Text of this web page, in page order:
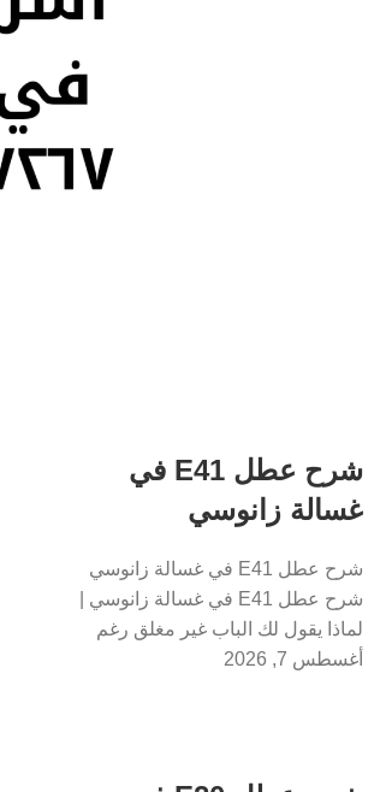
شرح عطل E41 في
غسالة زانوسي
شرح عطل E41 في غسالة زانوسي
شرح عطل E41 في غسالة زانوسي |
لماذا يقول لك الباب غير مغلق رغم
أغسطس 7, 2026